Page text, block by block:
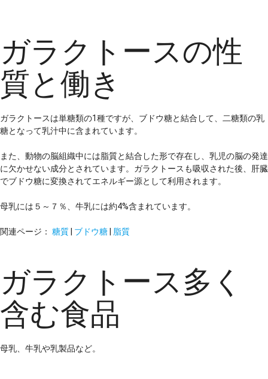
ガラクトースの性
質と働き
ガラクトースは単糖類の1種ですが、ブドウ糖と結合して、二糖類の乳
糖となって乳汁中に含まれています。
また、動物の脳組織中には脂質と結合した形で存在し、乳児の脳の発達
に欠かせない成分とされています。ガラクトースも吸収された後、肝臓
でブドウ糖に変換されてエネルギー源として利用されます。
母乳には５～７％、牛乳には約4%含まれています。
関連ページ： 糖質| ブドウ糖| 脂質
ガラクトース多く
含む食品
母乳、牛乳や乳製品など。